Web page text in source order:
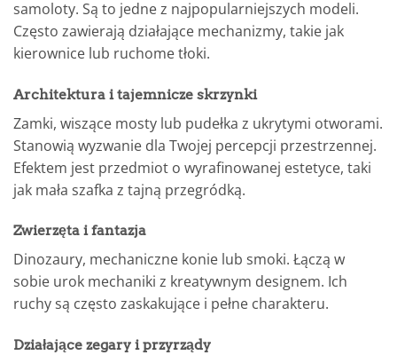
samoloty. Są to jedne z najpopularniejszych modeli.
Często zawierają działające mechanizmy, takie jak
kierownice lub ruchome tłoki.
Architektura i tajemnicze skrzynki
Zamki, wiszące mosty lub pudełka z ukrytymi otworami.
Stanowią wyzwanie dla Twojej percepcji przestrzennej.
Efektem jest przedmiot o wyrafinowanej estetyce, taki
jak mała szafka z tajną przegródką.
Zwierzęta i fantazja
Dinozaury, mechaniczne konie lub smoki. Łączą w
sobie urok mechaniki z kreatywnym designem. Ich
ruchy są często zaskakujące i pełne charakteru.
Działające zegary i przyrządy